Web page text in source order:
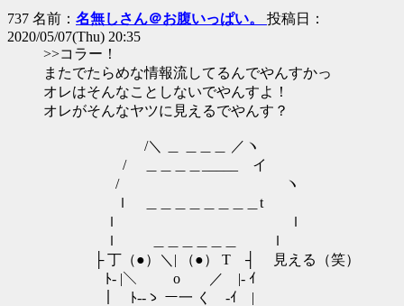
737 名前： 名無しさん＠お腹いっぱい。 投稿日：
2020/05/07(Thu) 20:35
>>コラー！
またでたらめな情報流してるんでやんすかっ
オレはそんなことしないでやんすよ！
オレがそんなヤツに見えるでやんす？
/＼ ＿ ＿＿＿ ／ヽ
/ ＿＿＿＿_____ イ
/ ヽ
ｌ ＿＿＿＿＿＿＿＿t
ｌ ｌ
ｌ ＿＿＿＿＿＿ ｌ
├ 丁（●）＼| （●） T ┤ 見える（笑）
ﾄ- |＼ o ／ |- ｲ
｜ ﾄ--ゝ ー一 く -ｲ |